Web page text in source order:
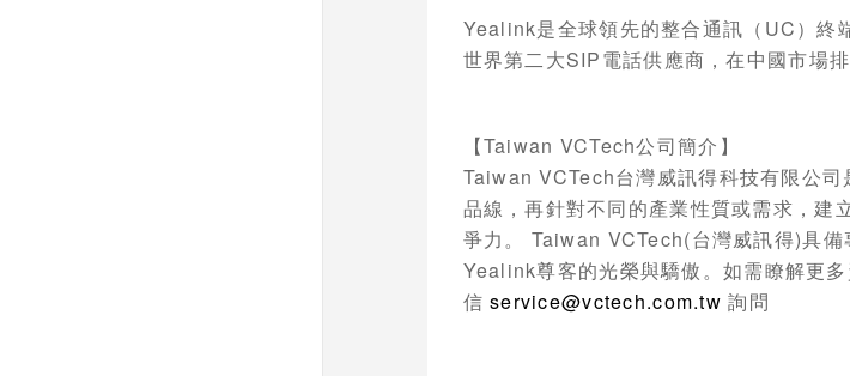
Yealink是全球領先的整合通訊（ UC）終
世界第二大SIP電話供應商，在中國市場
【Taiwan VCTech公司簡介】
Taiwan VCTech台灣威訊得科技有限公
品線，再針對不同的產業性質或需求，建
爭力。
Taiwan VCTech(台灣威訊得)具備
Yealink尊客的光榮與驕傲。如需瞭解更
信 service@vctech.com.tw 詢問